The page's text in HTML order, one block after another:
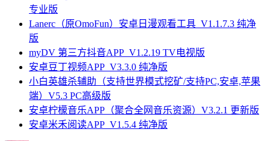
专业版
Lanerc（原OmoFun）安卓日漫观看工具_V1.1.7.3 纯净
版
myDV 第三方抖音APP_V1.2.19 TV电视版
安卓豆丁视频APP_V3.3.0 纯净版
小白英雄杀辅助（支持世界模式挖矿/支持PC,安卓,苹果
端）V5.3 PC高级版
安卓柠檬音乐APP（聚合全网音乐资源）V3.2.1 更新版
安卓米禾阅读APP_V1.5.4 纯净版